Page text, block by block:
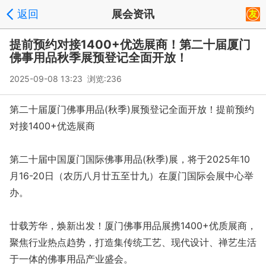
返回 展会资讯
提前预约对接1400+优选展商！第二十届厦门
佛事用品秋季展预登记全面开放！
2025-09-08 13:23 浏览:236
第二十届厦门佛事用品(秋季)展预登记全面开放！提前预约
对接1400+优选展商
第二十届中国厦门国际佛事用品(秋季)展，将于2025年10
月16-20日（农历八月廿五至廿九）在厦门国际会展中心举
办。
廿载芳华，焕新出发！厦门佛事用品展携1400+优质展商，
聚焦行业热点趋势，打造集传统工艺、现代设计、禅艺生活
于一体的佛事用品产业盛会。